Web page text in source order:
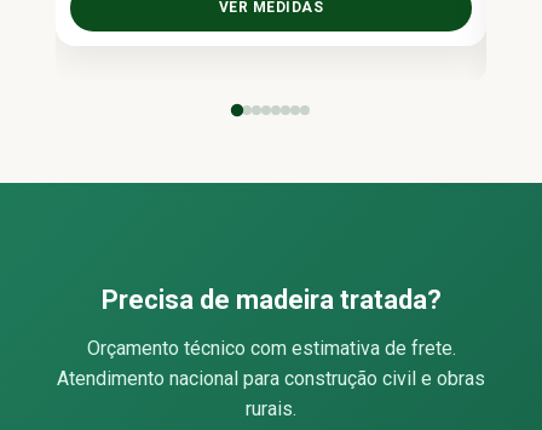
VER MEDIDAS
Precisa de madeira tratada?
Orçamento técnico com estimativa de frete.
Atendimento nacional para construção civil e obras
rurais.